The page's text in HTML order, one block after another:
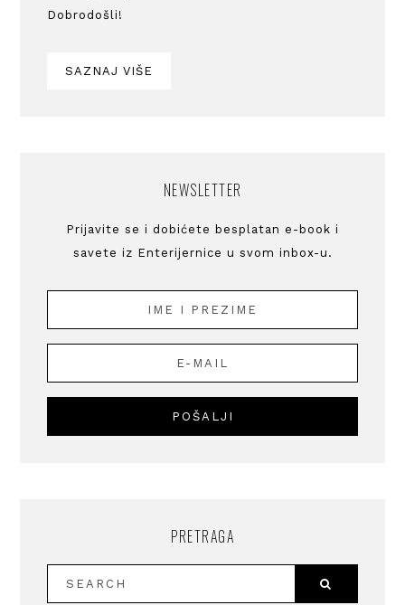
Dobrodošli!
SAZNAJ VIŠE
NEWSLETTER
Prijavite se i dobićete besplatan e-book i
savete iz Enterijernice u svom inbox-u.
PRETRAGA